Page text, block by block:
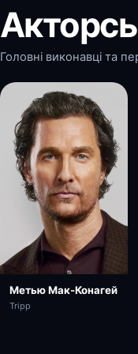
Головні виконавці та
Метью Мак-Конагей
Tripp